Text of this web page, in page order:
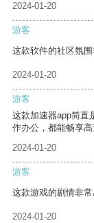
2024-01-20
游客
这款软件的社区氛
2024-01-20
游客
这款加速器app简直
作办公，都能畅享
2024-01-20
游客
这款游戏的剧情非常
2024-01-20